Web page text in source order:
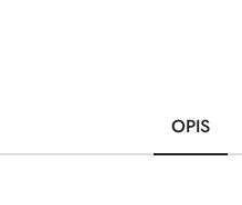
OPIS